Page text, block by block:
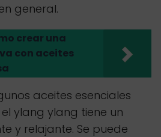
general.
crear una
con aceites
aceites esenciales
ylang ylang tiene un
y relajante. Se puede